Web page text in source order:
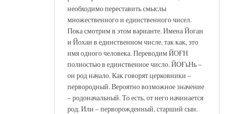
необходимо переставить смыслы
множественного и единственного чисел.
Пока смотрим в этом варианте. Имена Йоган
и Йохан в единственном числе, так как, это
имя одного человека. Переводим ЙОҒН
полностью в единственное число. ЙОҒьНь –
он род начало. Как говорят церковники –
первородный. Вероятно возможное значение
– родоначальный. То есть, от него начинается
род. Или – перворожденный, старший сын.